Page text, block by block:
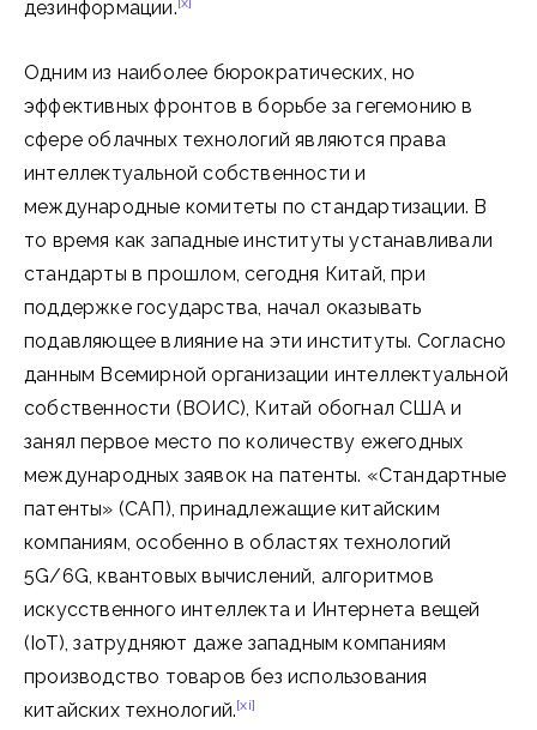
дезинформации.
Одним из наиболее бюрократических, но
эффективных фронтов в борьбе за гегемонию в
сфере облачных технологий являются права
интеллектуальной собственности и
международные комитеты по стандартизации. В
то время как западные институты устанавливали
стандарты в прошлом, сегодня Китай, при
поддержке государства, начал оказывать
подавляющее влияние на эти институты. Согласно
данным Всемирной организации интеллектуальной
собственности (ВОИС), Китай обогнал США и
занял первое место по количеству ежегодных
международных заявок на патенты. «Стандартные
патенты» (САП), принадлежащие китайским
компаниям, особенно в областях технологий
5G/6G, квантовых вычислений, алгоритмов
искусственного интеллекта и Интернета вещей
(IoT), затрудняют даже западным компаниям
производство товаров без использования
китайских технологий.[xi]